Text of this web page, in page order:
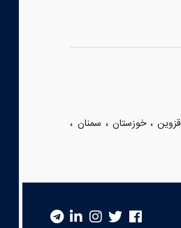
قزوین،خوزستان ، سمنان ،